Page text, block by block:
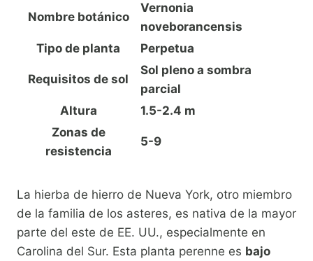
Nombre botánico
Vernonia
noveborancensis
Tipo de planta
Perpetua
Requisitos de sol
Sol pleno a sombra
parcial
Altura
1.5-2.4 m
Zonas de
resistencia
5-9
La hierba de hierro de Nueva York, otro miembro
de la familia de los asteres, es nativa de la mayor
parte del este de EE. UU., especialmente en
Carolina del Sur. Esta planta perenne es bajo